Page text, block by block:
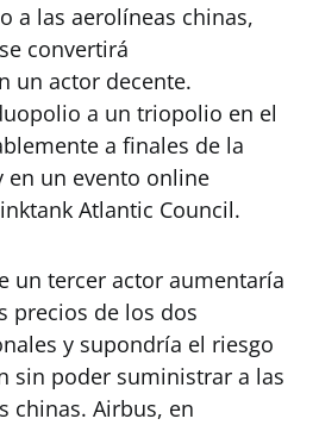
a las aerolíneas chinas,
convertirá
un actor decente.
a un triopolio en el
a finales de la
en un evento online
Atlantic Council.
un tercer actor aumentaría
precios de los dos
y supondría el riesgo
sin poder suministrar a las
chinas. Airbus, en